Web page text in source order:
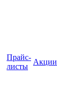
Прайс-
листы
Акции